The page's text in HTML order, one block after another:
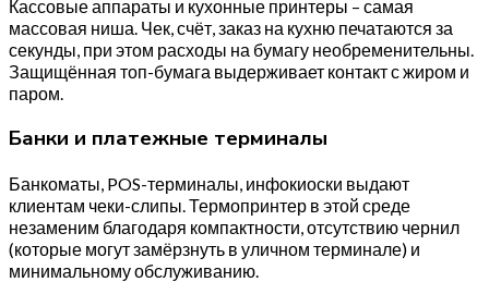
Кассовые аппараты и кухонные принтеры – самая
массовая ниша. Чек, счёт, заказ на кухню печатаются за
секунды, при этом расходы на бумагу необременительны.
Защищённая топ-бумага выдерживает контакт с жиром и
паром.
Банки и платежные терминалы
Банкоматы, POS-терминалы, инфокиоски выдают
клиентам чеки-слипы. Термопринтер в этой среде
незаменим благодаря компактности, отсутствию чернил
(которые могут замёрзнуть в уличном терминале) и
минимальному обслуживанию.